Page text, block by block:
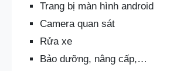
Trang bị màn hình android
Camera quan sát
Rửa xe
Bảo dưỡng, nâng cấp,…